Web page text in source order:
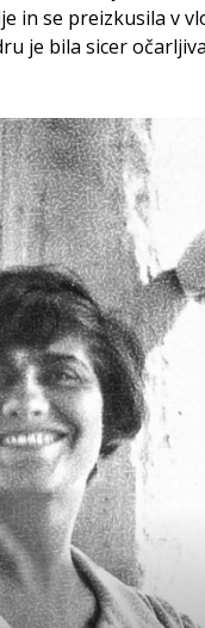
in se preizkusila v
je bila sicer